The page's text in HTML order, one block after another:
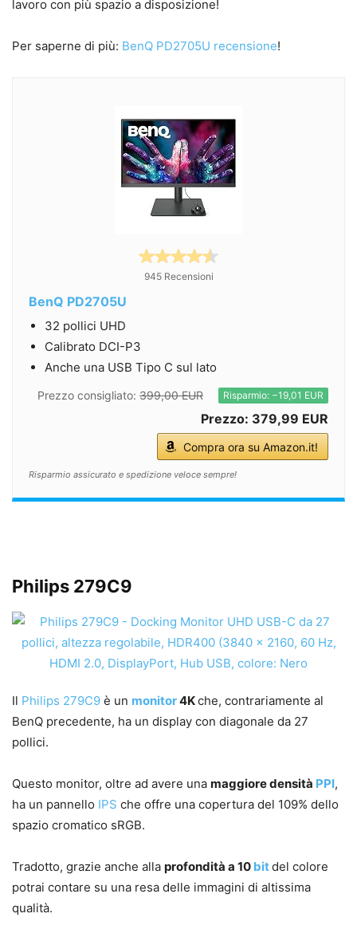
lavoro con più spazio a disposizione!
Per saperne di più: BenQ PD2705U recensione!
945 Recensioni
BenQ PD2705U
32 pollici UHD
Calibrato DCI-P3
Anche una USB Tipo C sul lato
Prezzo consigliato: 399,00 EUR Risparmio: −19,01 EUR
Prezzo: 379,99 EUR
Compra ora su Amazon.it!
Risparmio assicurato e spedizione veloce sempre!
Philips 279C9
Il Philips 279C9 è un monitor4Kche, contrariamente al
BenQ precedente, ha un display con diagonale da 27
pollici.
Questo monitor, oltre ad avere una maggiore densità PPI,
ha un pannello IPS che offre una copertura del 109% dello
spazio cromatico sRGB.
Tradotto, grazie anche alla profondità a 10 bitdel colore
potrai contare su una resa delle immagini di altissima
qualità.